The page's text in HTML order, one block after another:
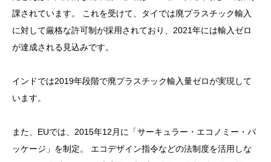
課されています。 これを受けて、タイでは廃プラスチック輸入
に対して厳格な許可制が採用されており、2021年には輸入ゼロ
が達成される見込みです。
インドでは2019年段階で廃プラスチック輸入量ゼロが実現して
います。
また、EUでは、2015年12月に「サーキュラー・エコノミー・パ
ッケージ」を制定。 エコデザイン指令などの法制度を活用しな